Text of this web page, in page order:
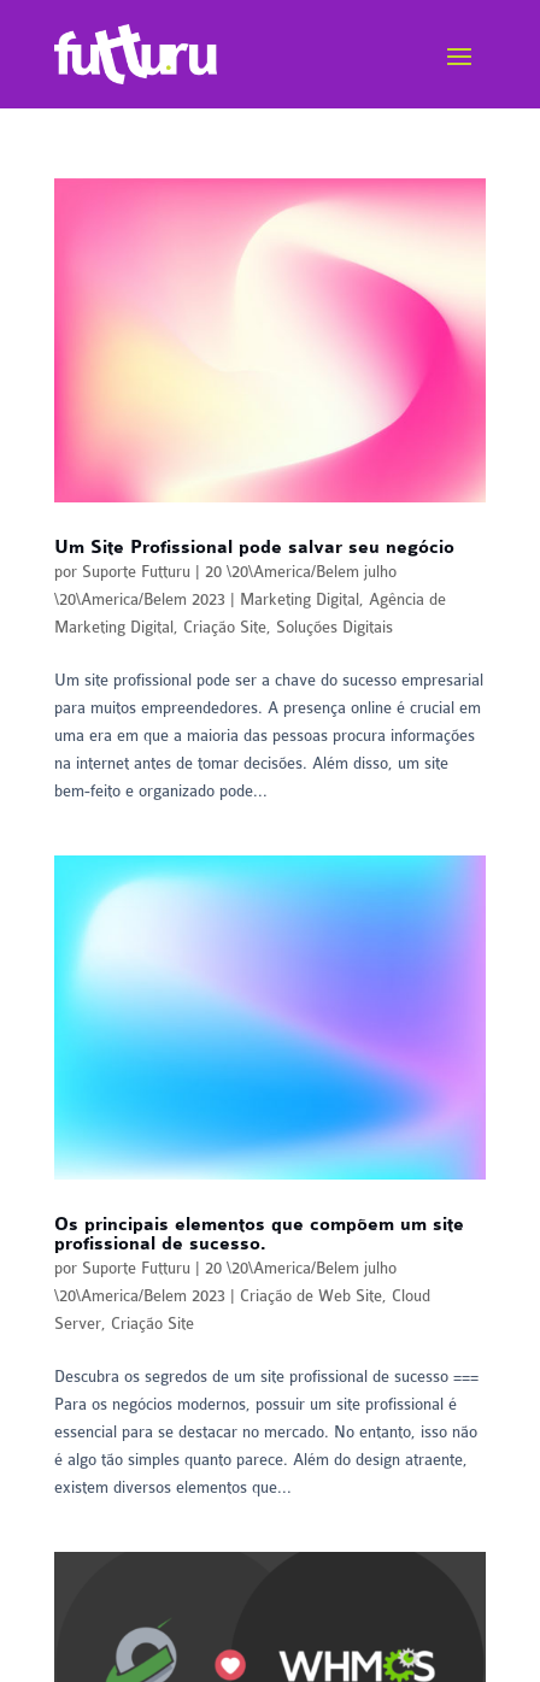
Um Site Profissional pode salvar seu negócio
por Suporte Futturu
20 \20\America/Belem julho
\20\America/Belem 2023
Marketing Digital
Agência de
Marketing Digital
Criação Site, Soluções Digitais
Um site profissional pode ser a chave do sucesso empresarial
para muitos empreendedores. A presença online é crucial em
uma era em que a maioria das pessoas procura informações
na internet antes de tomar decisões. Além disso, um site
bem-feito e organizado pode...
Os principais elementos que compõem um site
profissional de sucesso.
por Suporte Futturu | 20 \20\America/Belem julho
\20\America/Belem 2023 | Criação de Web Site, Cloud
Server, Criação Site
Descubra os segredos de um site profissional de sucesso ===
Para os negócios modernos, possuir um site profissional é
essencial para se destacar no mercado. No entanto, isso não
é algo tão simples quanto parece. Além do design atraente,
existem diversos elementos que...